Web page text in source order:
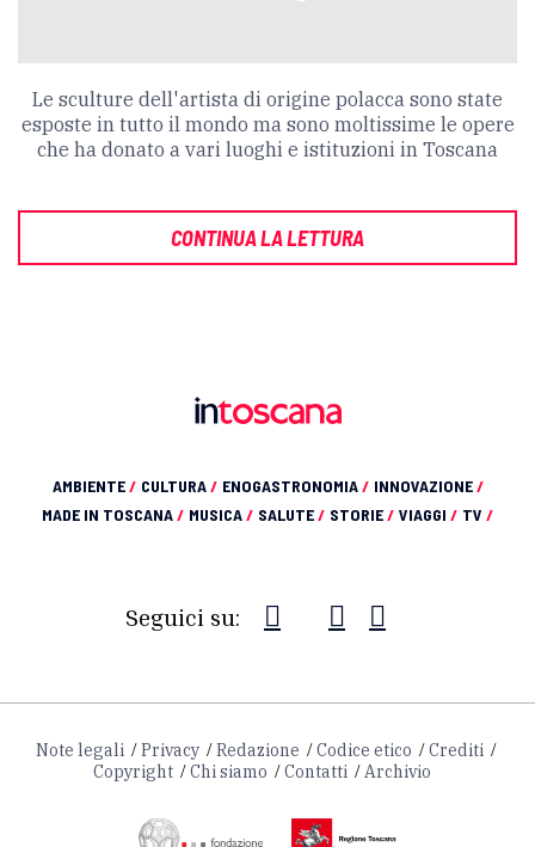
Le sculture dell'artista di origine polacca sono state
esposte in tutto il mondo ma sono moltissime le opere
che ha donato a vari luoghi e istituzioni in Toscana
CONTINUA LA LETTURA
AMBIENTE/ CULTURA/ ENOGASTRONOMIA/ INNOVAZIONE/
MADE IN TOSCANA/ MUSICA/ SALUTE/ STORIE/ VIAGGI / TV /
Seguici su:
Note legali Privacy Redazione Codice etico
Crediti
Copyright
Chi siamo Contatti Archivio